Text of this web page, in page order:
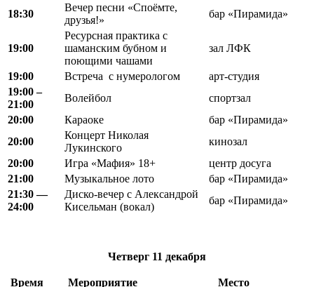
18:30
Вечер песни «Споёмте,
друзья!»
бар «Пирамида»
19:00
Ресурсная практика с
шаманским бубном и
поющими чашами
зал ЛФК
19:00 Встреча с нумерологом
арт-студия
19:00 –
21:00
Волейбол
спортзал
20:00
Караоке
бар «Пирамида»
20:00
Концерт Николая
Лукинского
кинозал
20:00
Игра «Мафия» 18+
центр досуга
21:00
Музыкальное лото
бар «Пирамида»
21:30 —
24:00
Диско-вечер с Александрой
Кисельман (вокал)
бар «Пирамида»
Четверг 11 декабря
Время Мероприятие
Место